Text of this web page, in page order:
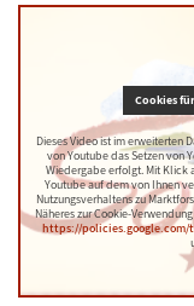
Cookies
Dieses Video ist im erweiterten
von Youtube das Setzen von
Wiedergabe erfolgt. Mit Klick
Youtube auf dem von Ihnen
Nutzungsverhaltens zu
Näheres zur Cookie-
https://policies.google.com/